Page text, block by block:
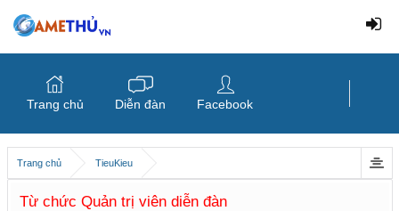
Trang chủ TieuKieu
Từ chức Quản trị viên diễn đàn
Trang chủ Diễn đàn Facebook